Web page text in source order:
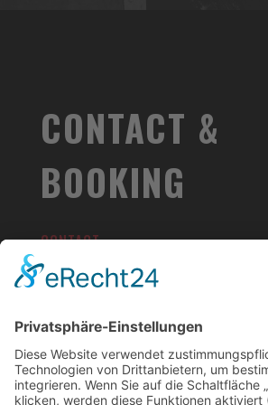
CONTACT &
BOOKING
CONTACT
Wolfgang Kemmerling
+49 (0) 151 12 57 24 70
BOOKING:
KS Music